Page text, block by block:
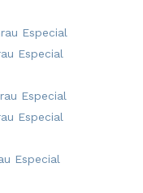
Especial
Especial
Especial
Especial
Especial